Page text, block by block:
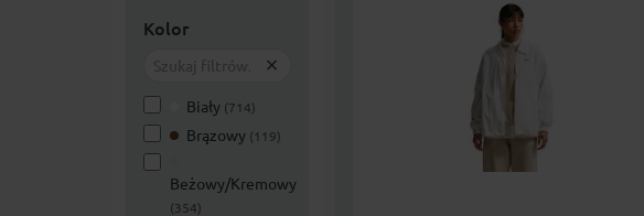
Kolor
Biały (714)
Brązowy (119)
Beżowy/Kremowy
(354)